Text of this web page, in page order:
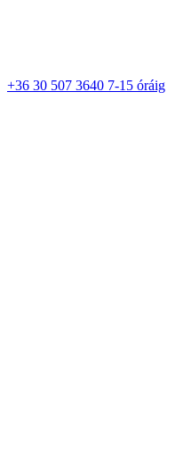
+36 30 507 3640 7-15 óráig